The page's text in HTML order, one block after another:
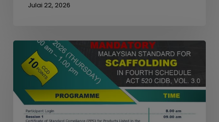
Julai 22, 2026
WEBINAR
MANDATORY
MALAYSIAN
STANDARD
FOR
SCAFFOLDING